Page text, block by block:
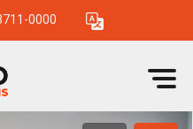
0000